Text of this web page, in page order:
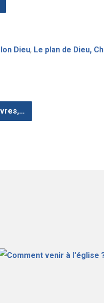
Dieu, Le plan de Dieu,